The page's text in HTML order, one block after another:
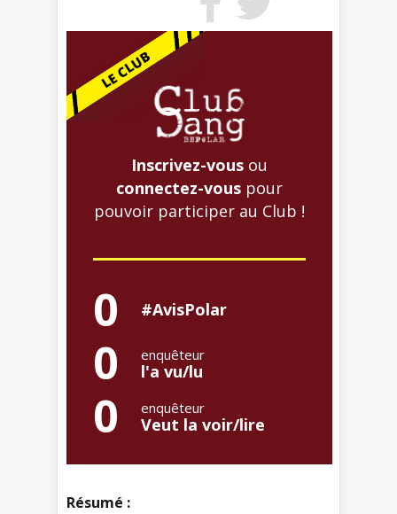
Inscrivez-vous ou
connectez-vous pour
pouvoir participer au Club !
0 #AvisPolar
0 enquêteur
l'a vu/lu
0 enquêteur
Veut la voir/lire
Résumé :